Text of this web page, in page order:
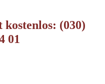
kostenlos: (030)
01